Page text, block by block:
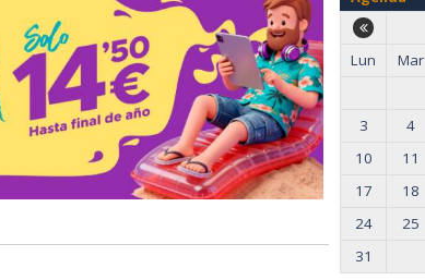
Lun
Mar
3
4
10
11
17
18
24
25
31